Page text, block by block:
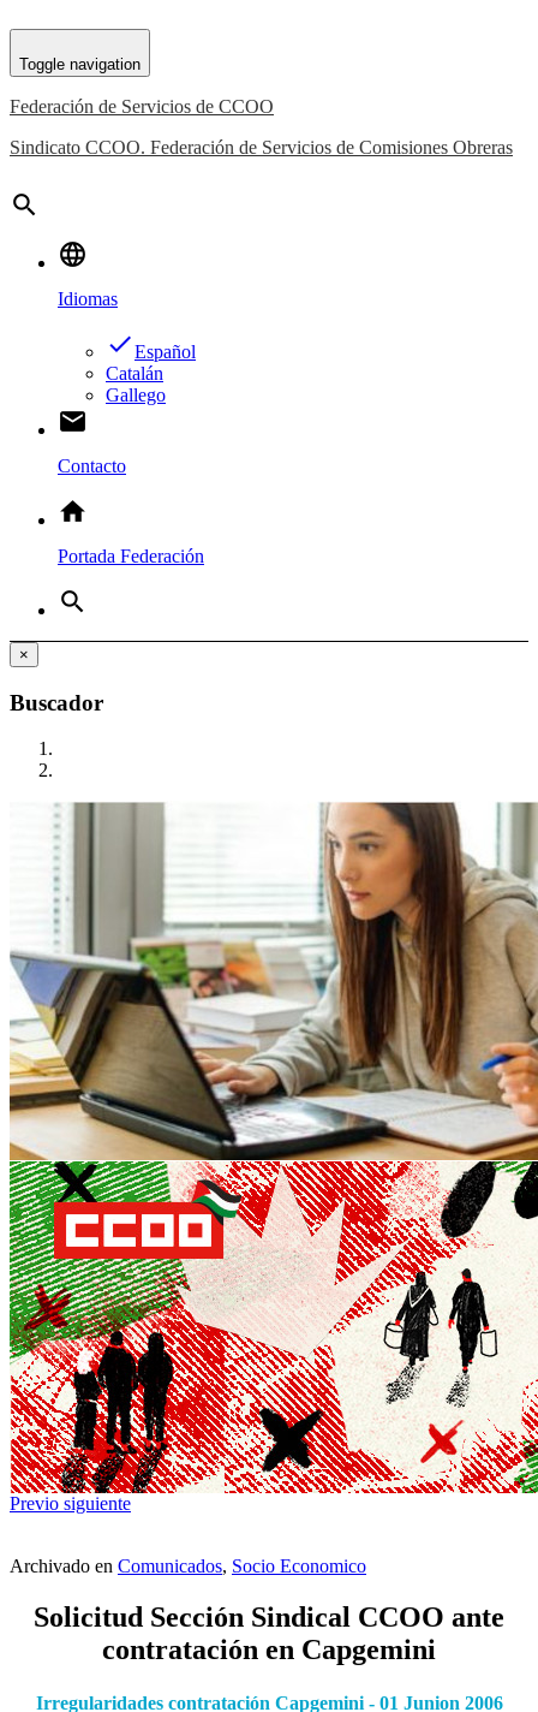
Toggle navigation
Federación de Servicios de CCOO
Sindicato CCOO. Federación de Servicios de Comisiones Obreras
search
language
Idiomas
doneEspañol
Catalán
Gallego
email
Contacto
home
Portada Federación
search
×
Buscador
Previo siguiente
Archivado en Comunicados, Socio Economico
Solicitud Sección Sindical CCOO ante
contratación en Capgemini
Irregularidades contratación Capgemini - 01 Junion 2006